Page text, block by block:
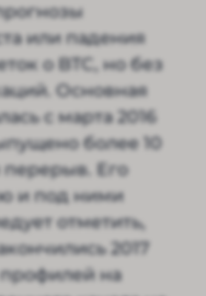
или падения
о BTC, но без
Основная
с марта 2016
более 10
Его
и под ними
отметить,
2017
профилей на